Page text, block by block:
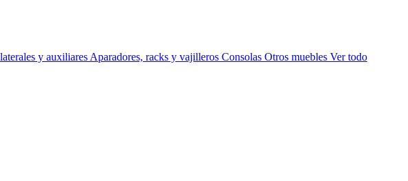
y auxiliares Aparadores, racks y vajilleros Consolas Otros muebles Ver todo